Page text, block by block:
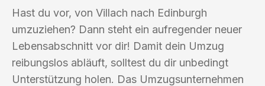
Hast du vor, von Villach nach Edinburgh
umzuziehen? Dann steht ein aufregender neuer
Lebensabschnitt vor dir! Damit dein Umzug
reibungslos abläuft, solltest du dir unbedingt
Unterstützung holen. Das Umzugsunternehmen